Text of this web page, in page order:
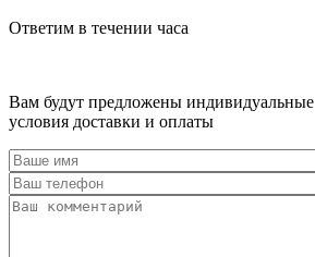
Ответим в течении часа
Вам будут предложены индивидуальные
условия доставки и оплаты